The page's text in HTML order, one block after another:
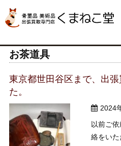
お茶道具
東京都世田谷区まで、出
た。
2024
以前ご
絡をい